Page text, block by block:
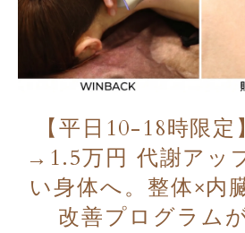
【平日10-18時限
→1.5万円 代謝アッ
い身体へ。整体×内
改善プログラム